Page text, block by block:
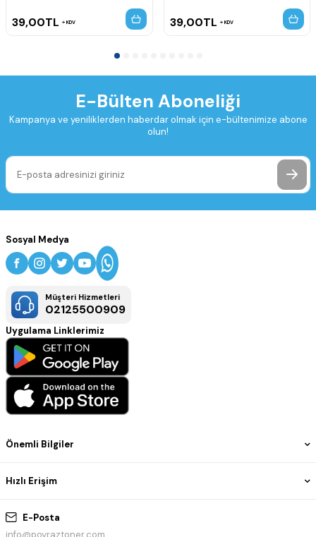
39,00TL KDV 39,00TL KDV
E-Bülten Aboneliği
Kampanya ve yeniliklerden haberdar olmak için e-bültenimize abone
olun!
E-Posta
info@poyraztoner.com
Önemli Bilgiler
Hızlı Erişim
Sosyal Medya
Müşteri Hizmetleri
02125500909
Uygulama Linklerimiz